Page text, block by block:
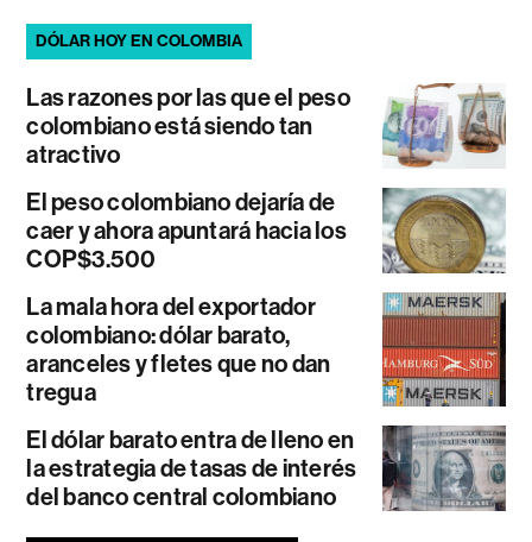
DÓLAR HOY EN COLOMBIA
Las razones por las que el peso
colombiano está siendo tan
atractivo
El peso colombiano dejaría de
caer y ahora apuntará hacia los
COP$3.500
La mala hora del exportador
colombiano: dólar barato,
aranceles y fletes que no dan
tregua
El dólar barato entra de lleno en
la estrategia de tasas de interés
del banco central colombiano